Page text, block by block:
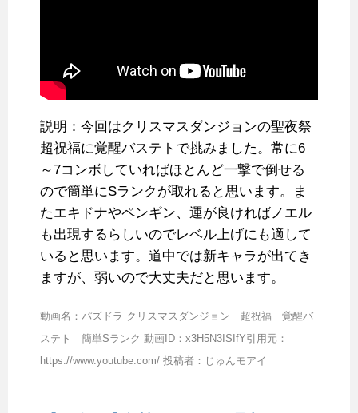
説明：今回はクリスマスダンジョンの聖夜祭
超祝福に覚醒バステトで挑みました。常に6
～7コ­ンボしていればほとんど一撃で倒せる
ので簡単にSランクが取れると思います。ま
たエキ­ドナやペンギン、運が良ければノエル
も出現するらしいのでレベル上げにも適して
いると­思います。道中では新キャラが出てき
ますが、弱いので大丈夫だと思います。
動画名：パズドラ クリスマスダンジョン 超祝福 覚醒バ
ステト 簡単Sランク 動画ID：x3H5N3ISIfY引用元：
https://www.youtube.com/ 投稿者：じゅんモアイ